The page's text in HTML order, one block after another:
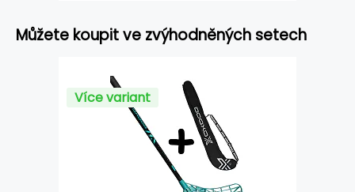
Můžete koupit ve zvýhodněných setech
Více variant